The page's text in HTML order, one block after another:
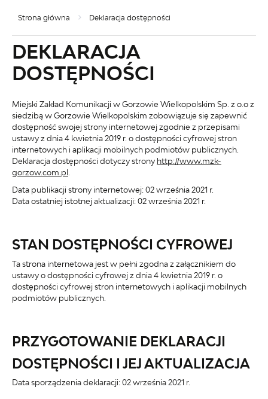
Strona główna Deklaracja dostępności
DEKLARACJA
DOSTĘPNOŚCI
Miejski Zakład Komunikacji w Gorzowie Wielkopolskim Sp. z o.o z
siedzibą w Gorzowie Wielkopolskim zobowiązuje się zapewnić
dostępność swojejstrony internetowejzgodnie z przepisami
ustawy z dnia 4 kwietnia 2019 r. o dostępności cyfrowej stron
internetowych i aplikacji mobilnych podmiotów publicznych.
Deklaracja dostępności dotyczy strony http://www.mzk-
gorzow.com.pl
Data publikacji strony internetowej:02 września 2021 r.
Data ostatniej istotnej aktualizacji:02 września 2021 r.
STAN DOSTĘPNOŚCI CYFROWEJ
Ta strona internetowa jest w pełni zgodna z załącznikiem do
ustawy o dostępności cyfrowej z dnia 4 kwietnia 2019 r. o
dostępności cyfrowej stron internetowych i aplikacji mobilnych
podmiotów publicznych.
PRZYGOTOWANIE DEKLARACJI
DOSTĘPNOŚCI I JEJ AKTUALIZACJA
Data sporządzenia deklaracji:02 września 2021 r.